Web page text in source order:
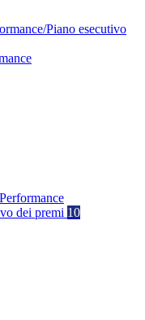
Piano esecutivo
dei premi 10